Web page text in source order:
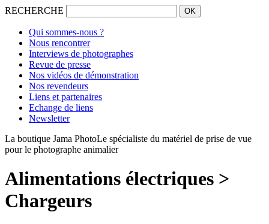
RECHERCHE
Qui sommes-nous ?
Nous rencontrer
Interviews de photographes
Revue de presse
Nos vidéos de démonstration
Nos revendeurs
Liens et partenaires
Echange de liens
Newsletter
La boutique Jama PhotoLe spécialiste du matériel de prise de vue
pour le photographe animalier
Alimentations électriques >
Chargeurs